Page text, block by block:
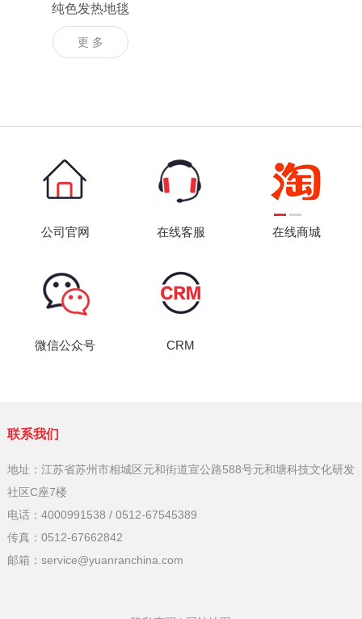
纯色发热地毯
更 多
公司官网 在线客服 在线商城
微信公众号 CRM
联系我们
地址：江苏省苏州市相城区元和街道宣公路588号元和塘科技文化研发
社区C座7楼
电话：4000991538 / 0512-67545389
传真：0512-67662842
邮箱：service@yuanranchina.com